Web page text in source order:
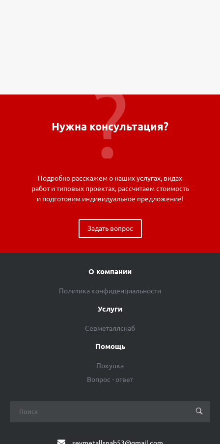
Нужна консультация?
Подробно расскажем о наших услугах, видах
работ и типовых проектах, рассчитаем стоимость
и подготовим индивидуальное предложение!
Задать вопрос
О компании
Политика конфиденциальности
Услуги
Севметаллснаб
Помощь
Покупка
Вопрос - ответ